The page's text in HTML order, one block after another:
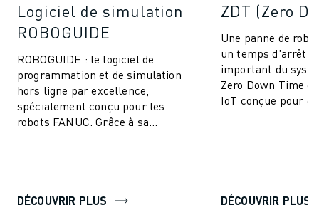
Logiciel de simulation
ROBOGUIDE
ROBOGUIDE : le logiciel de
programmation et de simulation
hors ligne par excellence,
spécialement conçu pour les
robots FANUC. Grâce à sa
DÉCOUVRIR PLUS
ZDT (Zero
Une panne de
un temps d'arrêt
important du
Zero Down Time
IoT conçue pour
DÉCOUVRIR PLUS